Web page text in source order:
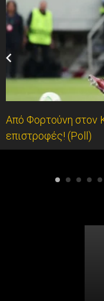
Από Φορτούνη στον
επιστροφές! (Poll)